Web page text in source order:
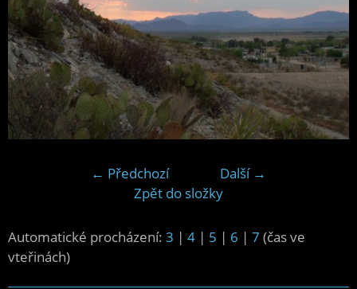
← Předchozí
Další →
Zpět do složky
Automatické procházení: 3 | 4 | 5 | 6 | 7 (čas ve
vteřinách)